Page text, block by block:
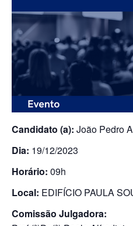
Candidato (a): João Pedro
Dia: 19/12/2023
Horário: 09h
Local: EDIFÍCIO PAULA
Comissão Julgadora: